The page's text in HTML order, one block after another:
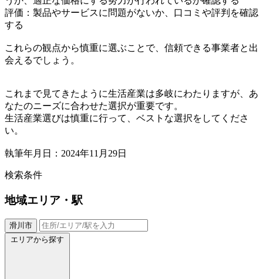
評価：製品やサービスに問題がないか、口コミや評判を確認
する
これらの観点から慎重に選ぶことで、信頼できる事業者と出
会えるでしょう。
これまで見てきたように生活産業は多岐にわたりますが、あ
なたのニーズに合わせた選択が重要です。
生活産業選びは慎重に行って、ベストな選択をしてくださ
い。
執筆年月日：2024年11月29日
検索条件
地域エリア・駅
滑川市
エリアから探す